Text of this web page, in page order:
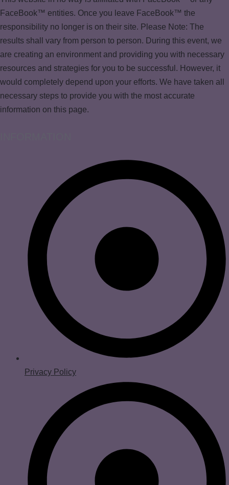
FaceBook™ entities. Once you leave FaceBook™ the
responsibility no longer is on their site. Please Note: The
results shall vary from person to person. During this event, we
are creating an environment and providing you with necessary
resources and strategies for you to be successful. However, it
would completely depend upon your efforts. We have taken all
necessary steps to provide you with the most accurate
information on this page.
Privacy Policy